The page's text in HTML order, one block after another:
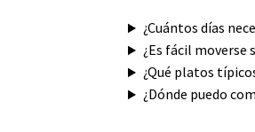
¿Cuántos días
¿Es fácil moverse
¿Qué platos
¿Dónde puedo